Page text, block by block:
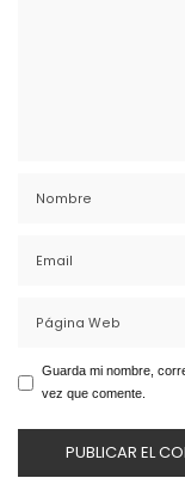
Guarda mi nombre,
vez que comente.